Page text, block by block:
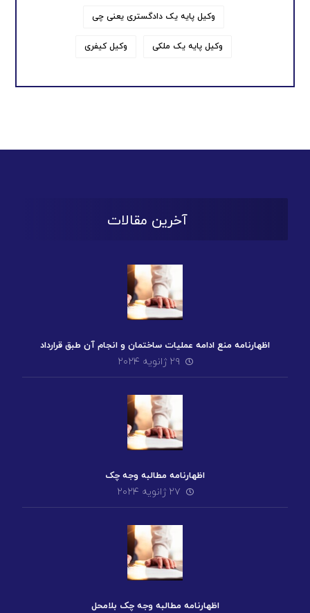
وکیل پایه یک دادگستری یعنی چی
وکیل پایه یک ملکی وکیل کیفری
آخرین مقالات
اظهارنامه منع ادامه عملیات ساختمان و انجام آن طبق قرارداد
۲۹ ژانویه ۲۰۲۴
اظهارنامه مطالبه وجه چک
۲۷ ژانویه ۲۰۲۴
اظهارنامه مطالبه وجه چک بلامحل